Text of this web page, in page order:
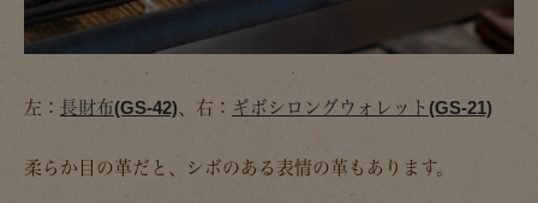
左： 長財布(GS-42)、右： ギボシロングウォレット(GS-21)
柔らか目の革だと、シボのある表情の革もあります。